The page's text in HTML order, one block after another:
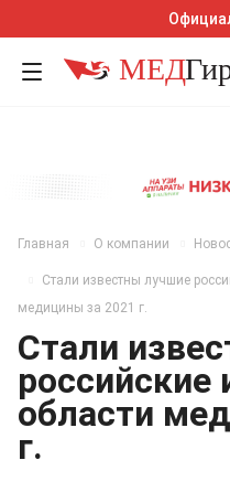
Главная О компании
Стали известны лучшие
медицины за 2021 г.
Стали
российские
области
г.